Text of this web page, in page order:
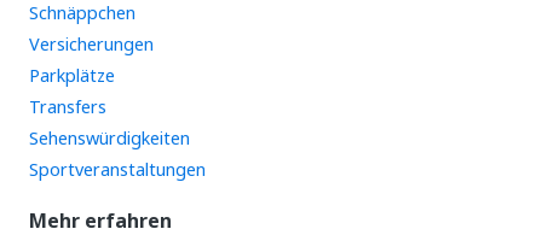
Schnäppchen
Versicherungen
Parkplätze
Transfers
Sehenswürdigkeiten
Sportveranstaltungen
Mehr erfahren